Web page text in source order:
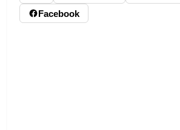
Facebook